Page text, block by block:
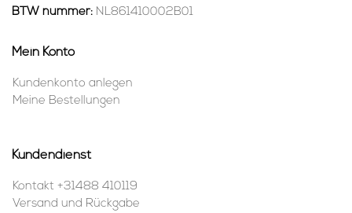
BTW nummer: NL861410002B01
Mein Konto
Kundenkonto anlegen
Meine Bestellungen
Kundendienst
Kontakt +31488 410119
Versand und Rückgabe